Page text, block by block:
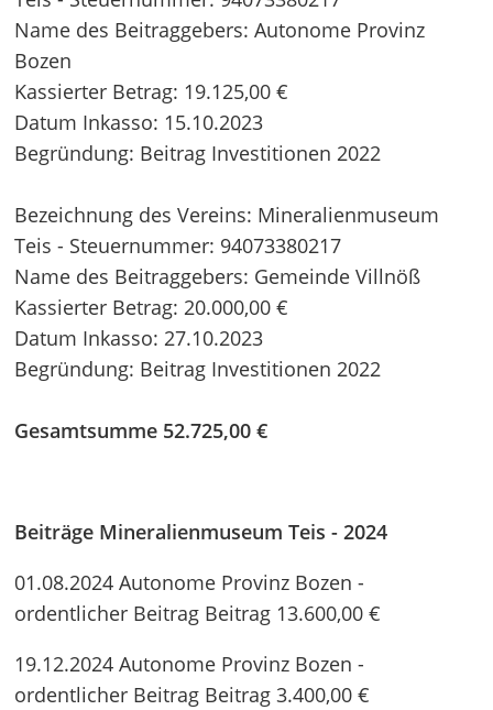
Name des Beitraggebers: Autonome Provinz
Bozen
Kassierter Betrag: 19.125,00 €
Datum Inkasso: 15.10.2023
Begründung: Beitrag Investitionen 2022
Bezeichnung des Vereins: Mineralienmuseum
Teis - Steuernummer: 94073380217
Name des Beitraggebers: Gemeinde Villnöß
Kassierter Betrag: 20.000,00 €
Datum Inkasso: 27.10.2023
Begründung: Beitrag Investitionen 2022
Gesamtsumme 52.725,00 €
Beiträge Mineralienmuseum Teis - 2024
01.08.2024 Autonome Provinz Bozen -
ordentlicher Beitrag Beitrag 13.600,00 €
19.12.2024 Autonome Provinz Bozen -
ordentlicher Beitrag Beitrag 3.400,00 €